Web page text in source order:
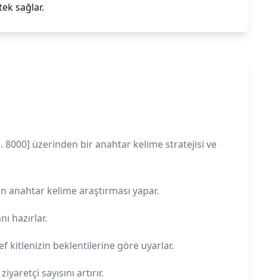
sağlar.
8000] üzerinden bir anahtar kelime stratejisi ve
anahtar kelime araştırması yapar.
hazırlar.
kitlenizin beklentilerine göre uyarlar.
sayısını artırır.